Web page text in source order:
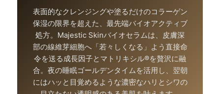
表面的なクレンジングや塗るだけのコラーゲン
保湿の限界を超えた、最先端バイオアクティブ
処方。Majestic Skinバイオセラムは、皮膚深
部の線維芽細胞へ「若々しくなる」よう直接命
令を送る成長因子とマトリキシル®を贅沢に融
合。夜の睡眠ゴールデンタイムを活用し、翌朝
にはハッと目覚めるような濃密なハリとシワの